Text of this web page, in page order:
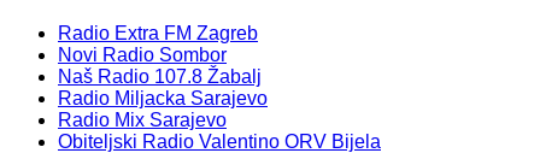
Radio Extra FM Zagreb
Novi Radio Sombor
Naš Radio 107.8 Žabalj
Radio Miljacka Sarajevo
Radio Mix Sarajevo
Obiteljski Radio Valentino ORV Bijela